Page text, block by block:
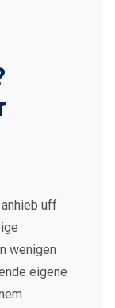
uff
wenigen
eigene